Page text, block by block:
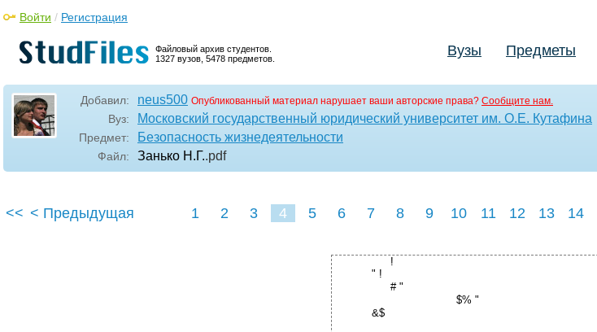
Файловый архив студентов.
1327 вузов, 5478 предметов.
Войти / Регистрация
Вузы Предметы
Добавил: neus500 Опубликованный материал нарушает ваши авторские права? Сообщите нам.
Вуз: Московский государственный юридический университет им. О.Е. Кутафина
Предмет: Безопасность жизнедеятельности
Файл: Занько Н.Г..pdf
<< < Предыдущая 1 2 3 4 5 6 7 8 9 10 11 12 13 14
!
" !
# "
$% "
&$